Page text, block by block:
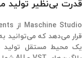
قدرت بی‌نظیر
قرار می‌دهد که می‌توانید